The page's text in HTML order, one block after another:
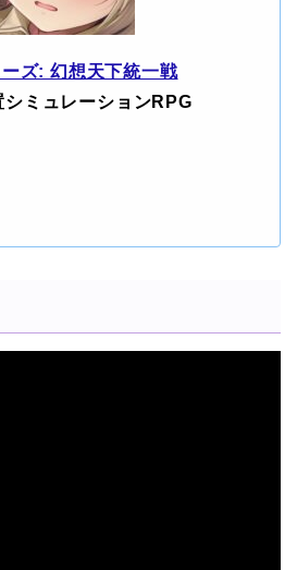
ズ: 幻想天下統一戦
シミュレーションRPG